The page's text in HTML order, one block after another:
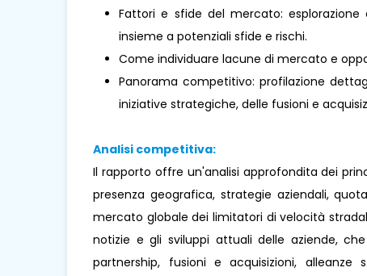
Fattori e sfide del mercato:
insieme a potenziali sfide e rischi.
Come individuare lacune di mercato e
Panorama competitivo: profilazione
iniziative strategiche, delle fusioni e
Analisi competitiva:
Il rapporto offre un'analisi approfondita dei
presenza geografica, strategie aziendali,
mercato globale dei limitatori di velocità
notizie e gli sviluppi attuali delle aziende,
partnership, fusioni e acquisizioni,